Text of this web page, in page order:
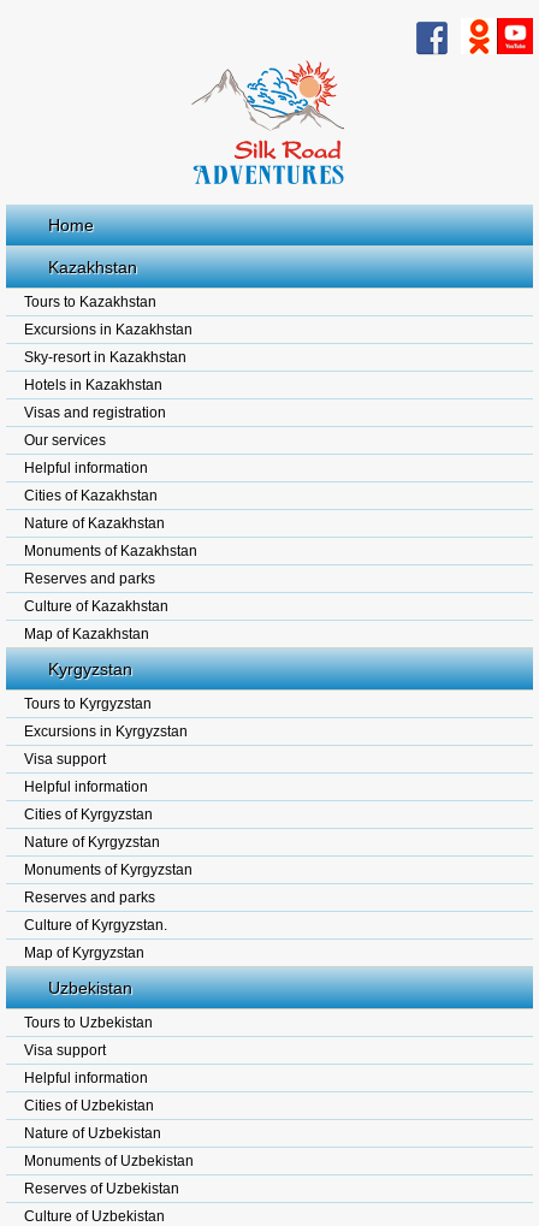
Home
Kazakhstan
Tours to Kazakhstan
Excursions in Kazakhstan
Sky-resort in Kazakhstan
Hotels in Kazakhstan
Visas and registration
Our services
Helpful information
Cities of Kazakhstan
Nature of Kazakhstan
Monuments of Kazakhstan
Reserves and parks
Culture of Kazakhstan
Map of Kazakhstan
Kyrgyzstan
Tours to Kyrgyzstan
Excursions in Kyrgyzstan
Visa support
Helpful information
Cities of Kyrgyzstan
Nature of Kyrgyzstan
Monuments of Kyrgyzstan
Reserves and parks
Culture of Kyrgyzstan.
Map of Kyrgyzstan
Uzbekistan
Tours to Uzbekistan
Visa support
Helpful information
Cities of Uzbekistan
Nature of Uzbekistan
Monuments of Uzbekistan
Reserves of Uzbekistan
Culture of Uzbekistan